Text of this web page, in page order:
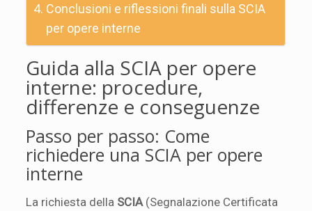
Conclusioni e riflessioni finali sulla SCIA
per opere interne
Guida alla SCIA per opere
interne: procedure,
differenze e conseguenze
Passo per passo: Come
richiedere una SCIA per opere
interne
La richiesta della SCIA (Segnalazione Certificata